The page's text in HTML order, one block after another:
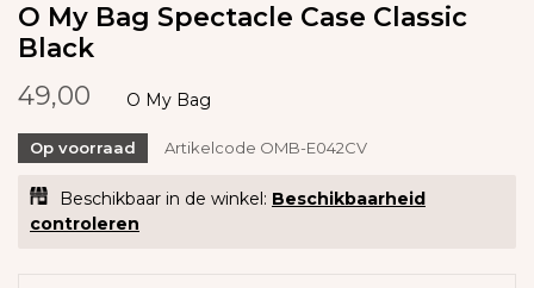
O My Bag Spectacle Case Classic
Black
49,00
O My Bag
Op voorraad Artikelcode OMB-E042CV
Beschikbaar in de winkel: Beschikbaarheid
controleren